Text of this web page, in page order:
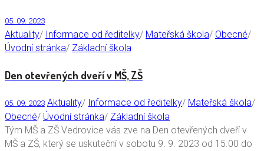
05. 09. 2023
Aktuality/ Informace od ředitelky/ Mateřská škola/ Obecné/
Úvodní stránka/ Základní škola
Den otevřených dveří v MŠ, ZŠ
05. 09. 2023 Aktuality/ Informace od ředitelky/ Mateřská škola/
Obecné/ Úvodní stránka/ Základní škola
Tým MŠ a ZŠ Vedrovice vás zve na Den otevřených dveří v
MŠ a ZŠ, který se uskuteční v sobotu 9. 9. 2023 od 15.00 do